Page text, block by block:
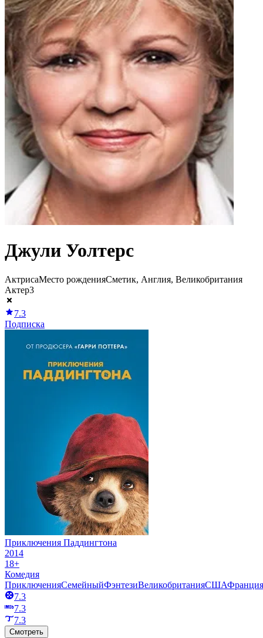
Джули Уолтерс
АктрисаМесто рожденияСметик, Англия, Великобритания
Актер3
7.3
Подписка
Приключения Паддингтона
2014
18+
Комедия
ПриключенияСемейныйФэнтезиВеликобританияСШАФранция
7.3
7.3
7.3
Смотреть